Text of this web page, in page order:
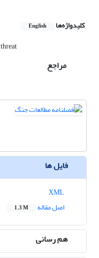
کلیدواژه‌ها English
threat
مراجع
فایل ها
اصل مقاله
1.3 M
هم رسانی